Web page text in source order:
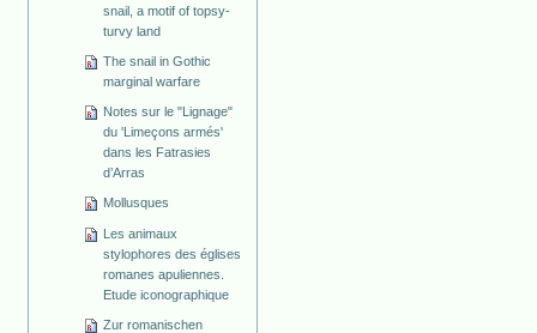
snail, a motif of topsy-
turvy land
The snail in Gothic
marginal warfare
Notes sur le "Lignage"
du 'Limeçons armés'
dans les Fatrasies
d’Arras
Mollusques
Les animaux
stylophores des églises
romanes apuliennes.
Etude iconographique
Zur romanischen